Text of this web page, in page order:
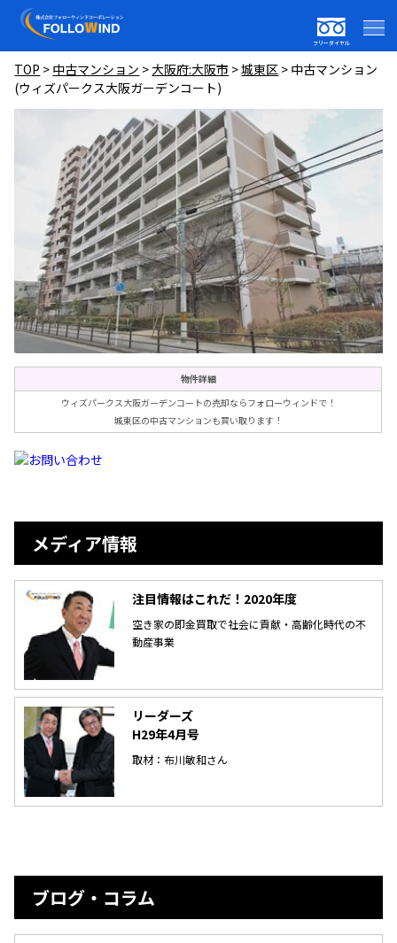
フリーダイヤル
TOP > 中古マンション >大阪府:大阪市 >城東区 > 中古マンション
(ウィズパークス大阪ガーデンコート)
物件詳細
ウィズパークス大阪ガーデンコートの売却ならフォローウィンドで！
城東区の中古マンションも買い取ります！
メディア情報
注目情報はこれだ！2020年度
空き家の即金買取で社会に貢献・高齢化時代の不
動産事業
リーダーズ
H29年4月号
取材：布川敏和さん
ブログ・コラム